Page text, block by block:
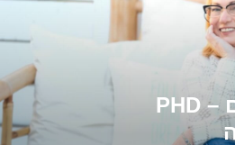
ד"ר רבקה מרום – PHD